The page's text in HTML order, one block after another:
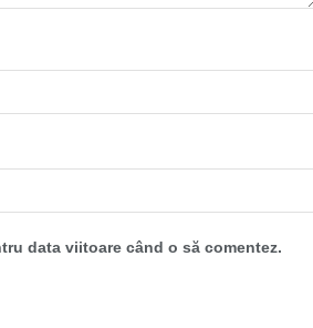
data viitoare când o să comentez.